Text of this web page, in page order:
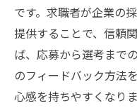
です。求職者が企業の
提供することで、信頼
ば、応募から選考まで
のフィードバック方法
心感を持ちやすくなり